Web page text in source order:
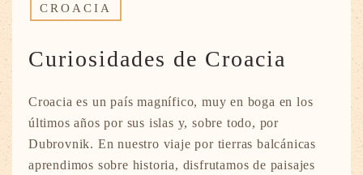
CROACIA
Curiosidades de Croacia
Croacia es un país magnífico, muy en boga en los
últimos años por sus islas y, sobre todo, por
Dubrovnik. En nuestro viaje por tierras balcánicas
aprendimos sobre historia, disfrutamos de paisajes